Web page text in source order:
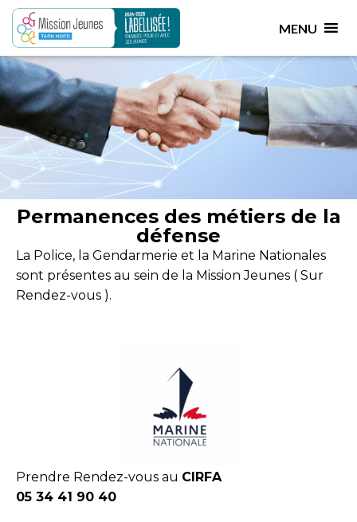
MENU
Partenariat
Nos partenaires, un investissement commun pour votre
réussite au quotidien !
Permanences des métiers de la
défense
La Police, la Gendarmerie et la Marine Nationales
sont présentes au sein de la Mission Jeunes ( Sur
Rendez-vous ).
Prendre Rendez-vous au CIRFA
05 34 41 90 40